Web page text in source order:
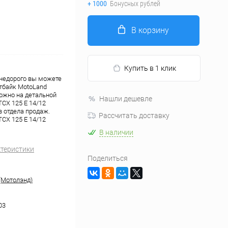
вы можете
MotoLand
на детальной
125 E 14/12
продаж.
125 E 14/12
+ 1000 Бонусных рублей
В корзину
Купить в 1 клик
Нашли дешевле
Рассчитать доставку
В наличии
Поделиться